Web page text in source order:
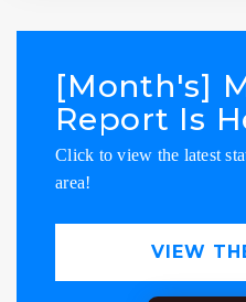
[Month's]
Report Is
Click to view the latest
area!
VIEW